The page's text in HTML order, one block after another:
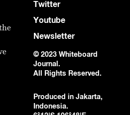
Twitter
Youtube
Newsletter
© 2023 Whiteboard
Journal.
All Rights Reserved.
Produced in Jakarta,
Indonesia.